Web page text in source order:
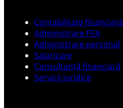
Contabilitate financiară
Administrare PFA
Administrare personal
Salarizare
Consultanță financiară
Servicii juridice